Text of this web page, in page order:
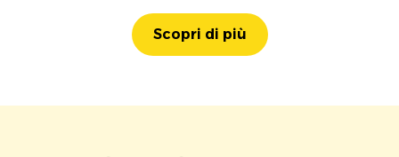
Scopri di più